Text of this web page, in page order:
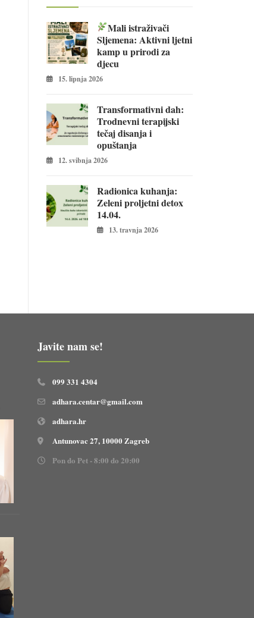
Mali istraživači
Sljemena: Aktivni ljetni
kamp u prirodi za
djecu
15. lipnja 2026
Transformativni dah:
Trodnevni terapijski
tečaj disanja i
opuštanja
12. svibnja 2026
Radionica kuhanja:
Zeleni proljetni detox
14.04.
13. travnja 2026
Javite nam se!
099 331 4304
adhara.centar@gmail.com
adhara.hr
Antunovac 27, 10000 Zagreb
Pon do Pet - 8:00 do 20:00